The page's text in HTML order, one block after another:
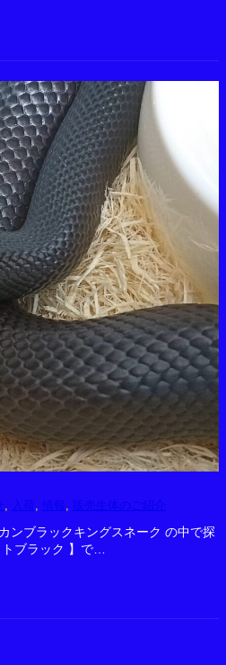
, 入荷 , 情報 , 販売生体のご紹介
ブラックキングスネーク の中で探
ブラック 】で…